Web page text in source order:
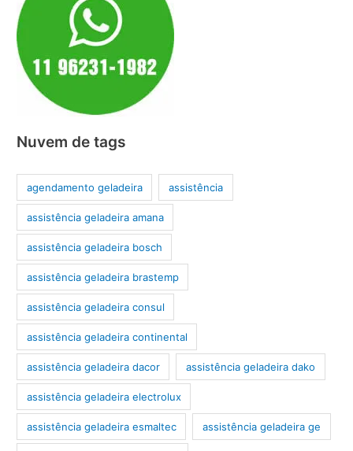
Nuvem de tags
agendamento geladeira assistência
assistência geladeira amana
assistência geladeira bosch
assistência geladeira brastemp
assistência geladeira consul
assistência geladeira continental
assistência geladeira dacor assistência geladeira dako
assistência geladeira electrolux
assistência geladeira esmaltec assistência geladeira ge